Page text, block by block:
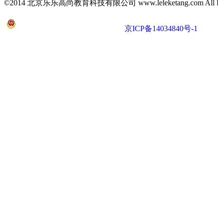
©2014 北京乐乐高尚教育科技有限公司 www.leleketang.com All
京ICP备14034840号-1